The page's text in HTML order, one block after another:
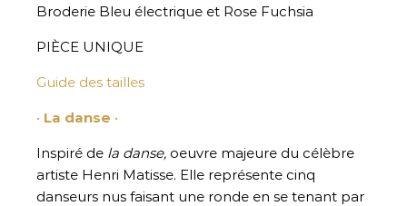
Broderie Bleu électrique et Rose Fuchsia
PIÈCE UNIQUE
Guide des tailles
• La danse •
Inspiré de la danse, oeuvre majeure du célèbre
artiste Henri Matisse. Elle représente cinq
danseurs nus faisant une ronde en se tenant par